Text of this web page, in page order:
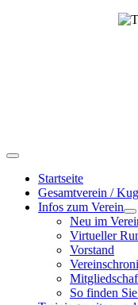
Startseite
Gesamtverein /
Infos zum Verein
Neu im
Virtueller
Vorstand
So finden